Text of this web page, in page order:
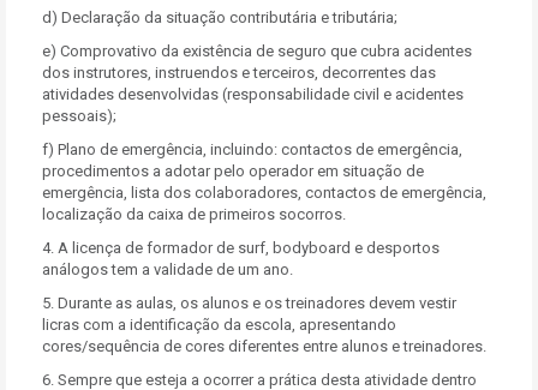
d) Declaração da situação contributária e tributária;
e) Comprovativo da existência de seguro que cubra acidentes
dos instrutores, instruendos e terceiros, decorrentes das
atividades desenvolvidas (responsabilidade civil e acidentes
pessoais);
f) Plano de emergência, incluindo: contactos de emergência,
procedimentos a adotar pelo operador em situação de
emergência, lista dos colaboradores, contactos de emergência,
localização da caixa de primeiros socorros.
4. A licença de formador de surf, bodyboard e desportos
análogos tem a validade de um ano.
5. Durante as aulas, os alunos e os treinadores devem vestir
licras com a identificação da escola, apresentando
cores/sequência de cores diferentes entre alunos e treinadores.
6. Sempre que esteja a ocorrer a prática desta atividade dentro